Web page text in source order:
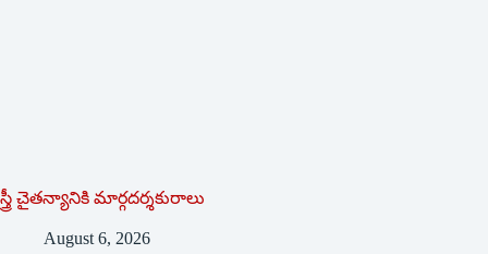
స్త్రీ చైతన్యానికి మార్గదర్శకురాలు
August 6, 2026